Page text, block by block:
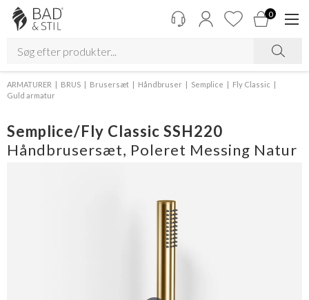
0
ARMATURER BRUS Brusersæt Håndbruser Semplice
Fly Classic
Guld armatur
Semplice/Fly Classic SSH220
Håndbrusersæt, Poleret Messing Natur